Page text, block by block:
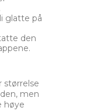
glatte på
den
størrelse
men
høye